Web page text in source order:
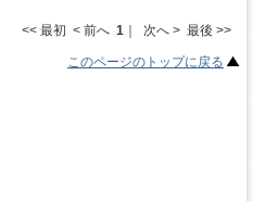
<< 最初 < 前へ 1 ｜ 次へ > 最後 >>
このページのトップに戻る